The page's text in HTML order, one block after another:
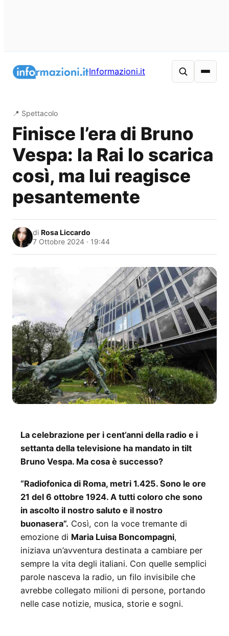
Informazioni.it
📍 Spettacolo
Finisce l’era di Bruno
Vespa: la Rai lo scarica
così, ma lui reagisce
pesantemente
di Rosa Liccardo
7 Ottobre 2024 · 19:44
La celebrazione per i cent’anni della radio e i
settanta della televisione ha mandato in tilt
Bruno Vespa. Ma cosa è successo?
“Radiofonica di Roma, metri 1.425. Sono le ore
21 del 6 ottobre 1924. A tutti coloro che sono
in ascolto il nostro saluto e il nostro
buonasera”. Così, con la voce tremante di
emozione di Maria Luisa Boncompagni,
iniziava un’avventura destinata a cambiare per
sempre la vita degli italiani. Con quelle semplici
parole nasceva la radio, un filo invisibile che
avrebbe collegato milioni di persone, portando
nelle case notizie, musica, storie e sogni.